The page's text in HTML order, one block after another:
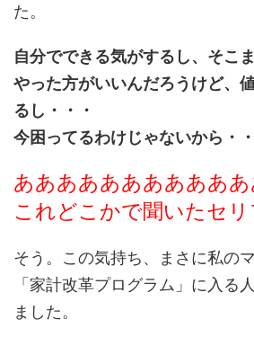
た。
自分でできる気がするし、そこ
やった方がいいんだろうけど、
るし・・・
今困ってるわけじゃないから・
あああああああああああ
これどこかで聞いたセリ
そう。この気持ち、まさに私の
「家計改革プログラム」に入る
ました。